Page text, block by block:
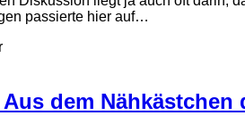
passierte hier auf…
Aus dem